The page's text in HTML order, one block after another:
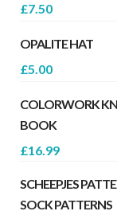
£7.50
OPALITE HAT
£5.00
COLORWORK
BOOK
£16.99
SCHEEPJES
SOCK PATTERNS